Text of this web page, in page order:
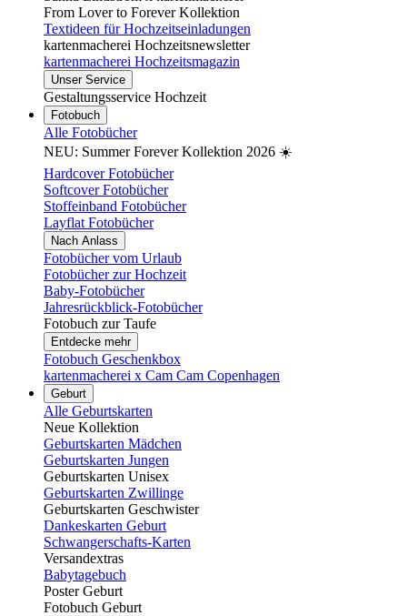
From Lover to Forever Kollektion
Textideen für Hochzeitseinladungen
kartenmacherei Hochzeitsnewsletter
kartenmacherei Hochzeitsmagazin
Unser Service
Gestaltungsservice Hochzeit
Fotobuch
Alle Fotobücher
NEU: Summer Forever Kollektion 2026 ☀️
Hardcover Fotobücher
Softcover Fotobücher
Stoffeinband Fotobücher
Layflat Fotobücher
Nach Anlass
Fotobücher vom Urlaub
Fotobücher zur Hochzeit
Baby-Fotobücher
Jahresrückblick-Fotobücher
Fotobuch zur Taufe
Entdecke mehr
Fotobuch Geschenkbox
kartenmacherei x Cam Cam Copenhagen
Geburt
Alle Geburtskarten
Neue Kollektion
Geburtskarten Mädchen
Geburtskarten Jungen
Geburtskarten Unisex
Geburtskarten Zwillinge
Geburtskarten Geschwister
Dankeskarten Geburt
Schwangerschafts-Karten
Versandextras
Babytagebuch
Poster Geburt
Fotobuch Geburt